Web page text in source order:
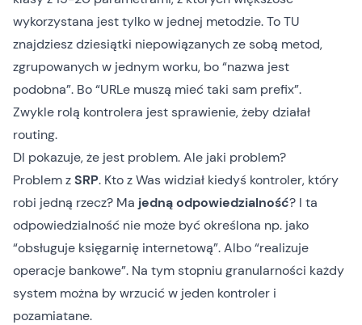
wykorzystana jest tylko w jednej metodzie. To TU
znajdziesz dziesiątki niepowiązanych ze sobą metod,
zgrupowanych w jednym worku, bo “nazwa jest
podobna”. Bo “URLe muszą mieć taki sam prefix”.
Zwykle rolą kontrolera jest sprawienie, żeby działał
routing.
DI pokazuje, że jest problem. Ale jaki problem?
Problem zSRP. Kto z Was widział kiedyś kontroler, który
robi jedną rzecz? Ma jedną odpowiedzialność? I ta
odpowiedzialność nie może być określona np. jako
“obsługuje księgarnię internetową”. Albo “realizuje
operacje bankowe”. Na tym stopniu granularności każdy
system można by wrzucić w jeden kontroler i
pozamiatane.